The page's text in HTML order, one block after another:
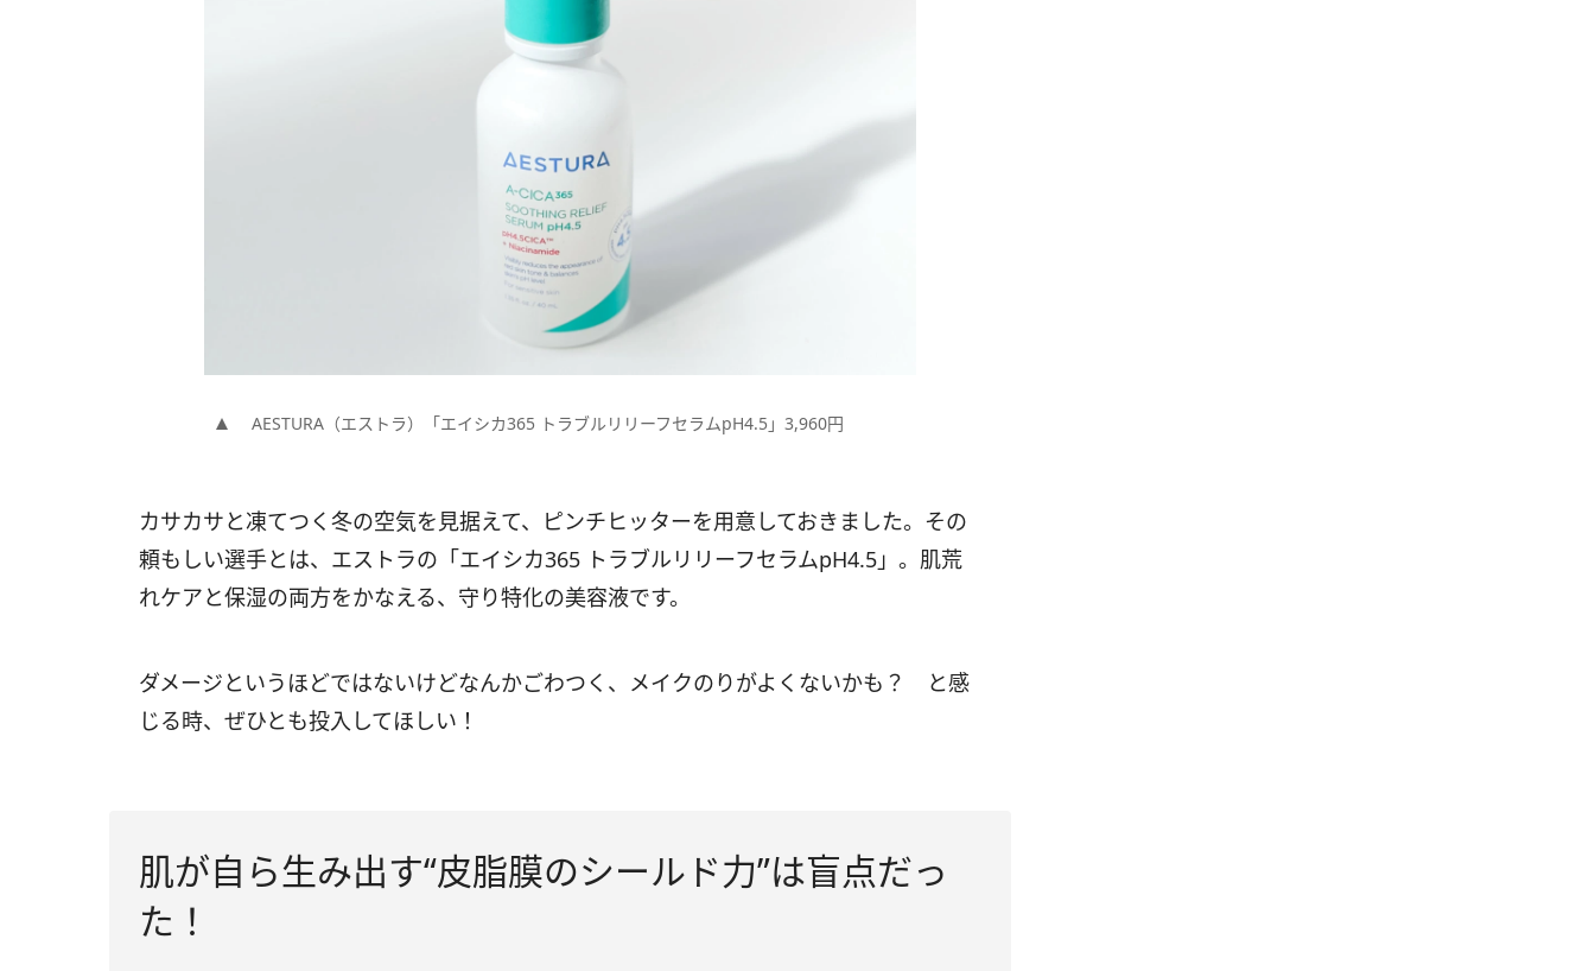
AESTURA（エストラ）「エイシカ365 トラブルリリーフセラムpH4.5」3,960円
カサカサと凍てつく冬の空気を見据えて、ピンチヒッターを用意しておきました。その
頼もしい選手とは、エストラの「エイシカ365 トラブルリリーフセラムpH4.5」。肌荒
れケアと保湿の両方をかなえる、守り特化の美容液です。
ダメージというほどではないけどなんかごわつく、メイクのりがよくないかも？ と感
じる時、ぜひとも投入してほしい！
肌が自ら生み出す“皮脂膜のシールド力”は盲点だっ
た！